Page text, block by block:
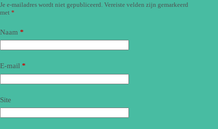
Je e-mailadres wordt niet gepubliceerd. Vereiste velden zijn gemarkeerd
met *
Naam *
E-mail *
Site